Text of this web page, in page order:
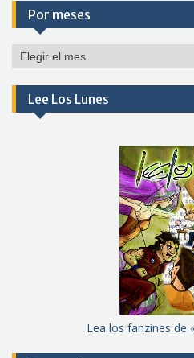
Por meses
Por
Lee Los Lunes
Lea los fanzines de